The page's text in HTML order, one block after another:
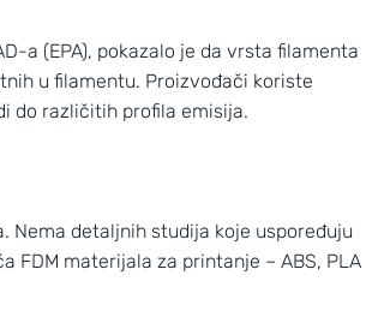
a (EPA), pokazalo je da vrsta filamenta
u filamentu. Proizvođači koriste
do različitih profila emisija.
Nema detaljnih studija koje uspoređuju
FDM materijala za printanje – ABS, PLA